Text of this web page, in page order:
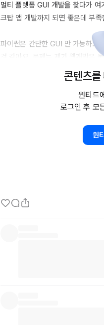
멀티 플렛폼 GUI 개발을 찾다가 여
크탑 앱 개발까지 되면 좋은데 부
파이썬은 간단한 GUI 만 가능하고
것 같아요. 문제는 제가 웹개발은
일렉트론으로 앱 개발하는 경험은
탑 앱 용도로 개발 할만 한가요?
하게 만들 방법은 없을지 궁금합니
정말 이것저것 다하며 잡개발자가
콘텐츠를
원티드
로그인 후 모
원